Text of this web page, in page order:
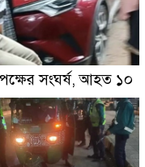
সংঘর্ষ, আহত ১০